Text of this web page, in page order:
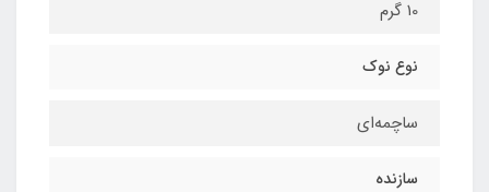
10 گرم
نوع نوک
ساچمه‌ای
سازنده